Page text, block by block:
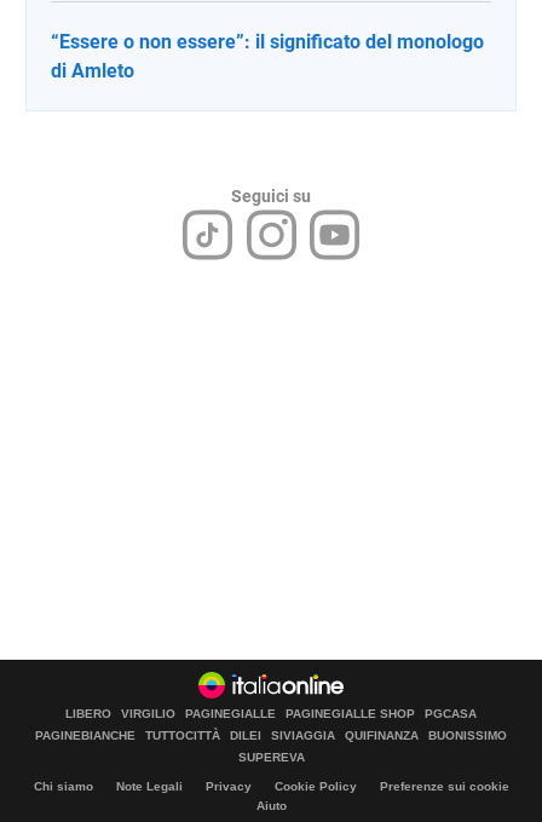
“Essere o non essere”: il significato del monologo
di Amleto
Seguici su
LIBERO VIRGILIO PAGINEGIALLE PAGINEGIALLE SHOP
PGCASA
PAGINEBIANCHE
TUTTOCITTÀ DILEI SIVIAGGIA QUIFINANZA
BUONISSIMO
SUPEREVA
Chi siamo Note Legali Privacy Cookie Policy
Preferenze sui cookie
Aiuto